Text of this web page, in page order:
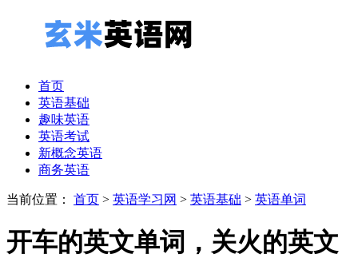
首页
英语基础
趣味英语
英语考试
新概念英语
商务英语
当前位置： 首页 > 英语学习网 > 英语基础 > 英语单词
开车的英文单词，关火的英文